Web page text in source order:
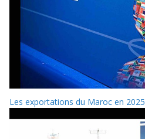
Les exportations du Maroc en 2025